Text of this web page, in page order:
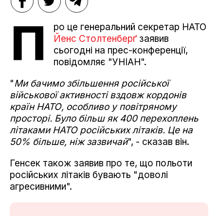
П
ро це генеральний секретар НАТО
Йенс Столтенберґ заявив
сьогодні на прес-конференції,
повідомляє "УНІАН".
"Ми бачимо збільшення російської
військової активності вздовж кордонів
країн НАТО, особливо у повітряному
просторі. Було більш як 400 перехоплень
літаками НАТО російських літаків. Це на
50% більше, ніж зазвичай", - сказав він.
Генсек також заявив про те, що польоти
російських літаків бувають "доволі
агресивними".